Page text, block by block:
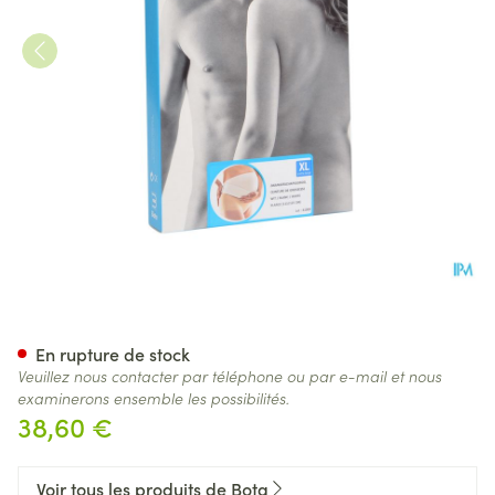
38,60 €
En rupture de stock
Veuillez nous contacter par téléphone ou par e-mail et nous
examinerons ensemble les possibilités.
Voir tous les produits de Bota